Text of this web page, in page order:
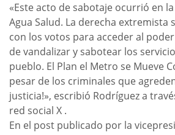
«Este acto de sabotaje ocurrió en
Agua Salud. La derecha extremista
con los votos para acceder al
de vandalizar y sabotear los
pueblo. El Plan el Metro se Mueve
pesar de los criminales que
justicia!», escribió Rodríguez a
red social X .
En el post publicado por la